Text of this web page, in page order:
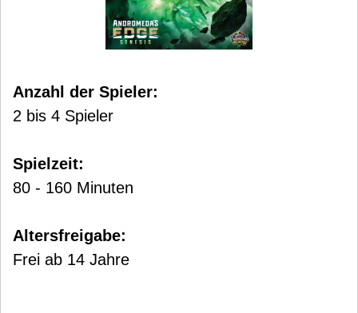
Anzahl der Spieler:
2 bis 4 Spieler
Spielzeit:
80 - 160 Minuten
Altersfreigabe:
Frei ab 14 Jahre